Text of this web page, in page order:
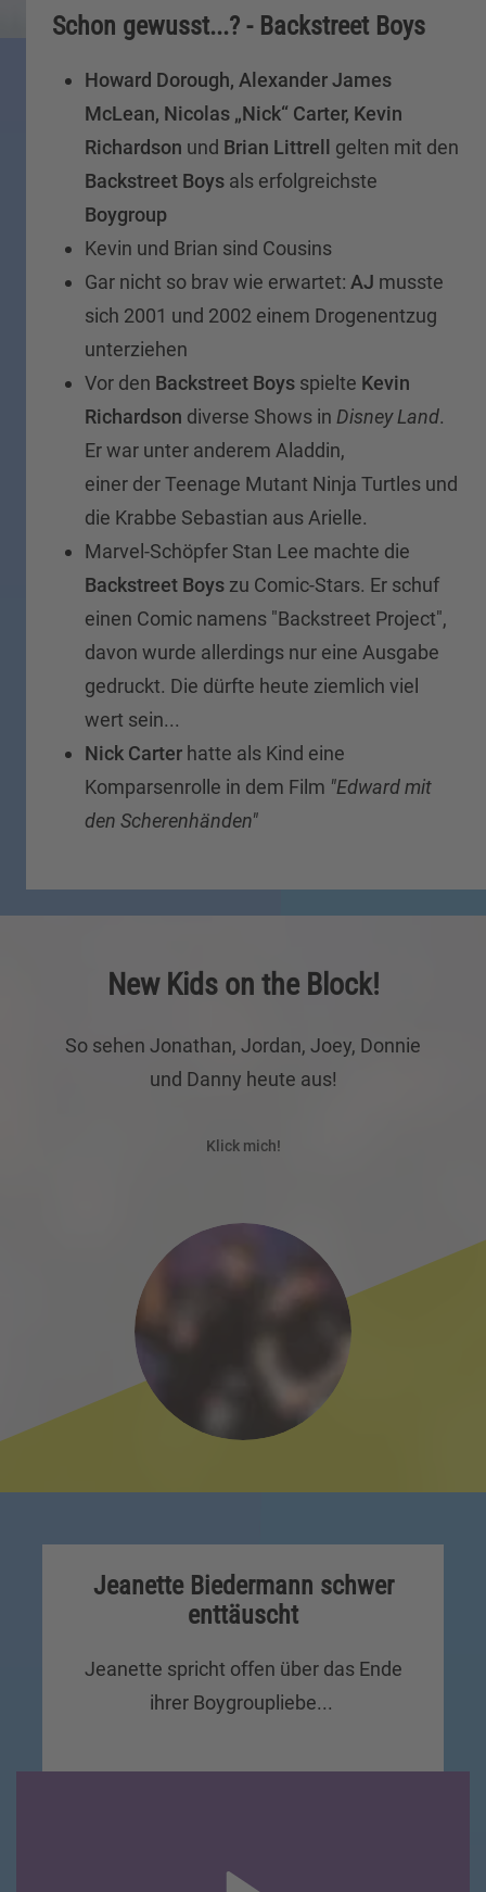
Schon gewusst...? - Backstreet Boys
Howard Dorough, Alexander James
McLean, Nicolas „Nick“ Carter, Kevin
Richardson und Brian Littrell
gelten mit den
Backstreet Boys als erfolgreichste
Boygroup
Kevin und Brian sind Cousins
Gar nicht so brav wie erwartet: AJ musste
sich 2001 und 2002 einem Drogenentzug
unterziehen
Vor den Backstreet Boys spielte Kevin
Richardson diverse Shows in Disney Land.
Er war unter anderem Aladdin,
einer der Teenage Mutant Ninja Turtles und
die Krabbe Sebastian aus Arielle.
Marvel-Schöpfer Stan Lee machte die
Backstreet Boys zu Comic-Stars. Er schuf
einen Comic namens "Backstreet Project",
davon wurde allerdings nur eine Ausgabe
gedruckt. Die dürfte heute ziemlich viel
wert sein...
Nick Carter hatte als Kind eine
Komparsenrolle in dem Film "Edward mit
den Scherenhänden"
New Kids on the Block!
So sehen Jonathan, Jordan, Joey, Donnie
und Danny heute aus!
Klick mich!
Jeanette Biedermann schwer
enttäuscht
Jeanette spricht offen über das Ende
ihrer Boygroupliebe...